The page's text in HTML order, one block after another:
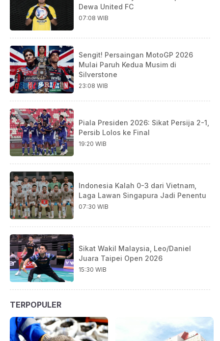
Dewa United FC
07:08 WIB
Sengit! Persaingan MotoGP 2026
Mulai Paruh Kedua Musim di
Silverstone
23:08 WIB
Piala Presiden 2026: Sikat Persija 2-1,
Persib Lolos ke Final
19:20 WIB
Indonesia Kalah 0-3 dari Vietnam,
Laga Lawan Singapura Jadi Penentu
07:30 WIB
Sikat Wakil Malaysia, Leo/Daniel
Juara Taipei Open 2026
15:30 WIB
TERPOPULER